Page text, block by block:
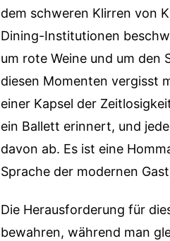
dem schweren Klirren von
Dining-Institutionen
um rote Weine und um den
diesen Momenten vergisst
einer Kapsel der
ein Ballett erinnert, und
davon ab. Es ist eine
Sprache der modernen
Die Herausforderung für
bewahren, während man